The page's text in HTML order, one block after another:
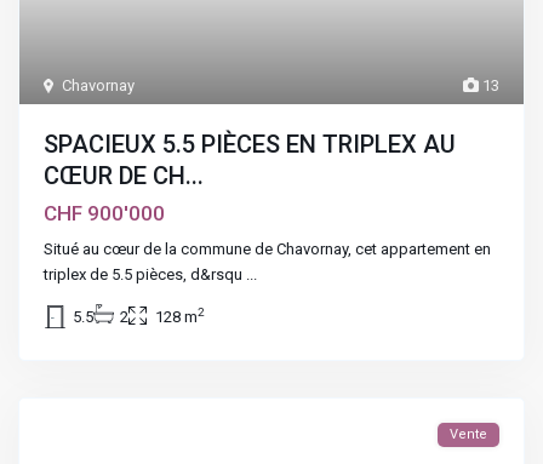
13
Chavornay
SPACIEUX 5.5 PIÈCES EN TRIPLEX AU
CŒUR DE CH...
CHF 900'000
Situé au cœur de la commune de Chavornay, cet appartement en
triplex de 5.5 pièces, d&rsqu ...
5.5 2 128 m2
Vente